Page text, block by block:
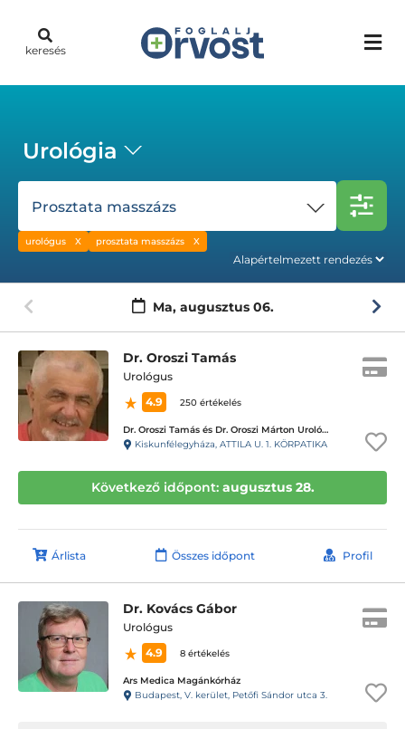
keresés
Urológia
Prosztata masszázs
urológus prosztata masszázs
Ma, augusztus 06.
Dr. Oroszi Tamás
Urológus
4.9
250 értékelés
Dr. Oroszi Tamás és Dr. Oroszi Márton Urológiai magánrendelése
Kiskunfélegyháza, ATTILA U. 1. KÖRPATIKA
Következő időpont: augusztus 28.
Árlista Összes időpont Profil
Dr. Kovács Gábor
Urológus
4.9
8 értékelés
Ars Medica Magánkórház
Budapest, V. kerület, Petőfi Sándor utca 3.